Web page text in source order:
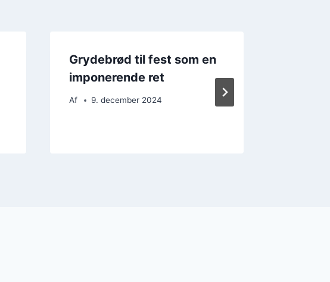
Grydebrød til fest som en
imponerende ret
Af 9. december 2024